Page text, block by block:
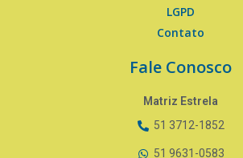
LGPD
Contato
Fale Conosco
Matriz Estrela
51 3712-1852
51 9631-0583